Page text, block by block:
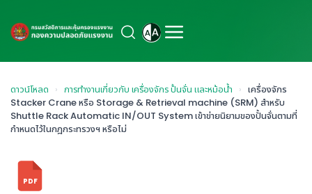
ดาวน์โหลด › การทำงานเกี่ยวกับ เครื่องจักร ปั้นจั่น และหม้อน้ำ › เครื่องจักร
Stacker Crane หรือ Storage & Retrieval machine (SRM) สำหรับ
Shuttle Rack Automatic IN/OUT System เข้าข่ายนิยามของปั้นจั่นตามที่
กำหนดไว้ในกฎกระทรวงฯ หรือไม่
PDF